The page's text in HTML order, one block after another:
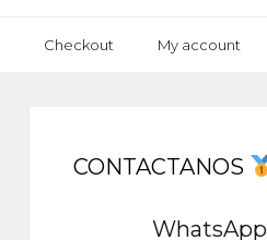
Checkout My account
CONTACTANOS
WhatsApp